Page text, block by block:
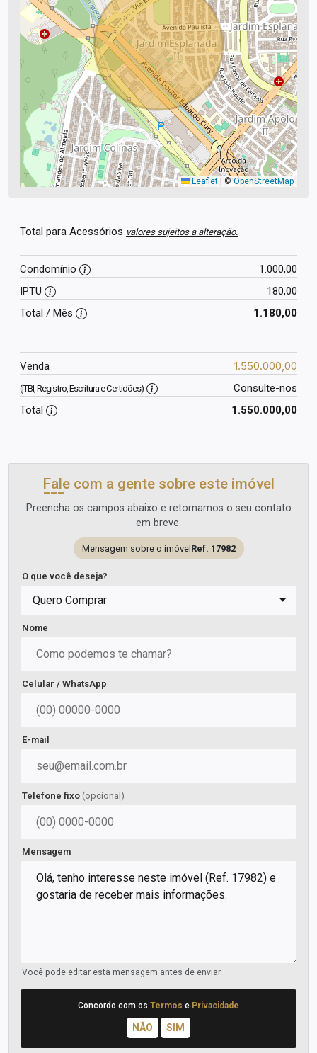
Leaflet ©OpenStreetMap
Total para Acessórios valores sujeitos a alteração.
Condomínio
1.000,00
IPTU
180,00
Total / Mês
1.180,00
Venda 1.550.000,00
(ITBI, Registro, Escritura e Certidões)
Consulte-nos
Total
1.550.000,00
Fale com a gente sobre este imóvel
Preencha os campos abaixo e retornamos o seu contato
em breve.
Mensagem sobre o imóvel Ref. 17982
O que você deseja?
Quero Comprar
Nome
Celular / WhatsApp
E-mail
Telefone fixo (opcional)
Mensagem
Você pode editar esta mensagem antes de enviar.
Concordo com os Termos e Privacidade